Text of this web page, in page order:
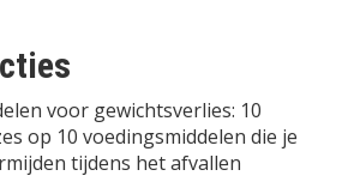
voor gewichtsverlies: 10
op 10 voedingsmiddelen die je
tijdens het afvallen